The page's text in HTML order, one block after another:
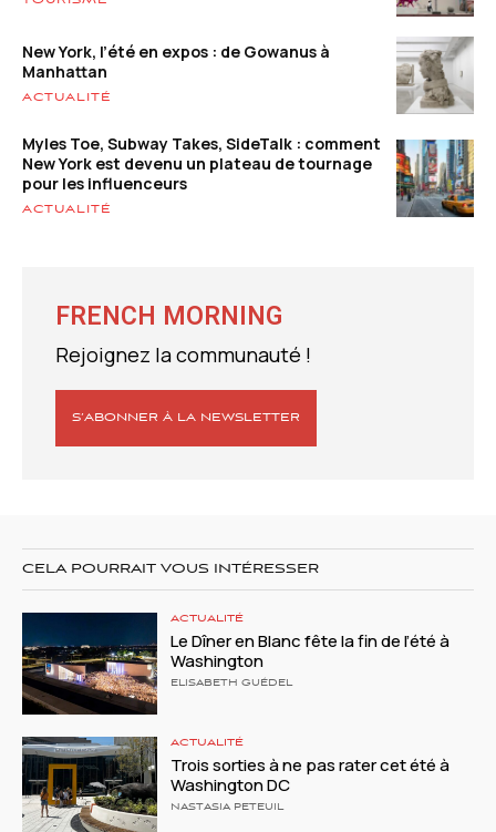
New York, l’été en expos : de Gowanus à
Manhattan
ACTUALITÉ
Myles Toe, Subway Takes, SideTalk : comment
New York est devenu un plateau de tournage
pour les influenceurs
ACTUALITÉ
FRENCH MORNING
Rejoignez la communauté !
S’ABONNER À LA NEWSLETTER
CELA POURRAIT VOUS INTÉRESSER
ACTUALITÉ
Le Dîner en Blanc fête la fin de l’été à
Washington
ELISABETH GUÉDEL
ACTUALITÉ
Trois sorties à ne pas rater cet été à
Washington DC
NASTASIA PETEUIL